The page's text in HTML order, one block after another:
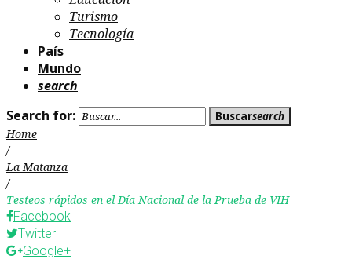
Turismo
Tecnología
País
Mundo
search
Search for:
Buscarsearch
Home
/
La Matanza
/
Testeos rápidos en el Día Nacional de la Prueba de VIH
Facebook
Twitter
Google+